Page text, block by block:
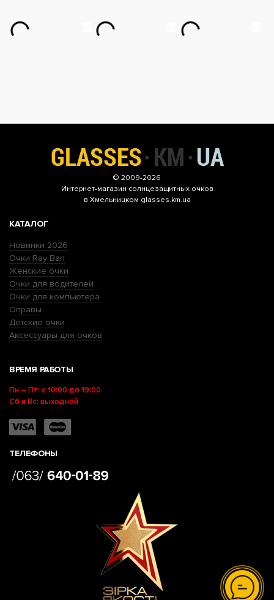
© 2009-2026
Интернет-магазин солнцезащитных очков
в Хмельницком glasses.km.ua
КАТАЛОГ
Новинки 2026
Очки Ray Ban
Женские очки
Очки для водителей
Очки для компьютера
Оправы
Детские очки
Аксессуары для очков
ВРЕМЯ РАБОТЫ
Пн – Пт: с 10:00 до 19:00
Сб и Вс: выходной
ТЕЛЕФОНЫ